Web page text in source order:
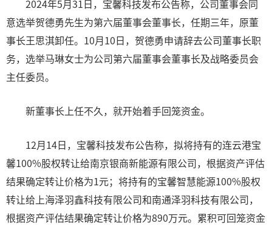
2024年5月31日，宝馨科技发布公告称，公司董事会同
意选举贺德勇先生为第六届董事会董事长，任期三年，原董
事长王思淇卸任。10月10日，贺德勇申请辞去公司董事长职
务，选举马琳女士为公司第六届董事会董事长及战略委员会
主任委员。
新董事长上任不久，就开始着手回笼资金。
12月14日，宝馨科技发布公告称，拟将持有的连云港宝
馨100%股权转让给南京银商新能源有限公司，根据资产评估
结果确定转让价格为1元；将持有的宝馨智慧能源100%股权
转让给上海泽羽鑫科技有限公司和南通泽羽科技有限公司，
根据资产评估结果确定转让价格为890万元。累积可回笼资金